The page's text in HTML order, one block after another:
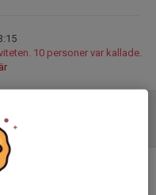
10 personer var kallade.
ifylld